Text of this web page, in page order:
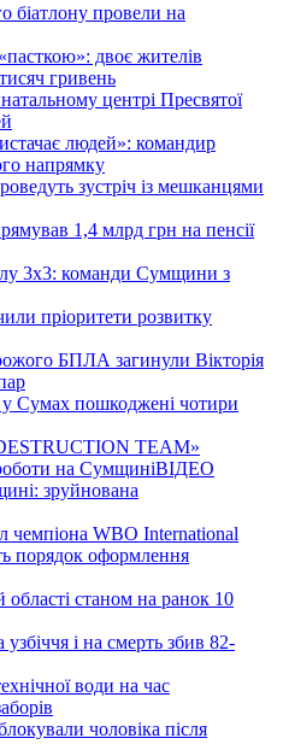
біатлону провели на
двоє жителів
гривень
центрі Пресвятої
людей»: командир
напрямку
зустріч із мешканцями
1,4 млрд грн на пенсії
3х3: команди Сумщини з
пріоритети розвитку
БПЛА загинули Вікторія
Сумах пошкоджені чотири
TEAM»
на СумщиніВІДЕО
зруйнована
чемпіона WBO International
порядок оформлення
області станом на ранок 10
і на смерть збив 82-
води на час
чоловіка після